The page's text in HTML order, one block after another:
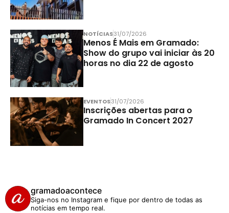
NOTÍCIAS31/07/2026
Menos É Mais em Gramado:
Show do grupo vai iniciar às 20
horas no dia 22 de agosto
EVENTOS31/07/2026
Inscrições abertas para o
Gramado In Concert 2027
gramadoacontece
Siga-nos no Instagram e fique por dentro de todas as
notícias em tempo real.